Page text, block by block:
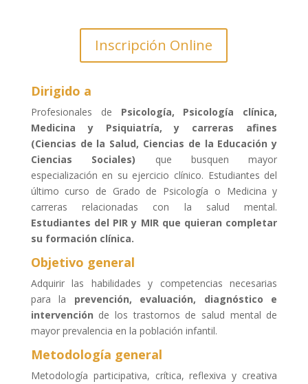
Inscripción Online
Dirigido a
Profesionales de Psicología, Psicología clínica,
Medicina y Psiquiatría, y carreras afines
(Ciencias de la Salud, Ciencias de la Educación y
Ciencias Sociales) que busquen mayor
especialización en su ejercicio clínico. Estudiantes del
último curso de Grado de Psicología o Medicina y
carreras relacionadas con la salud mental.
Estudiantes del PIR y MIR que quieran completar
su formación clínica.
Objetivo general
Adquirir las habilidades y competencias necesarias
para la prevención, evaluación, diagnóstico e
intervención de los trastornos de salud mental de
mayor prevalencia en la población infantil.
Metodología general
Metodología participativa, crítica, reflexiva y creativa